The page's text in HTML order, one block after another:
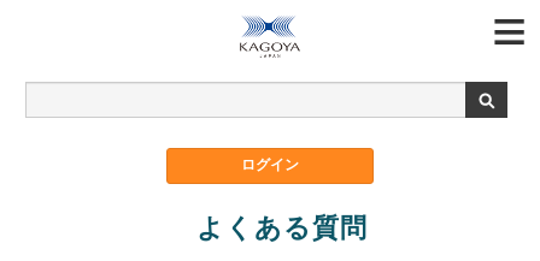
よくある質問